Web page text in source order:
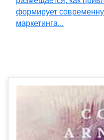
формирует
маркетинга...